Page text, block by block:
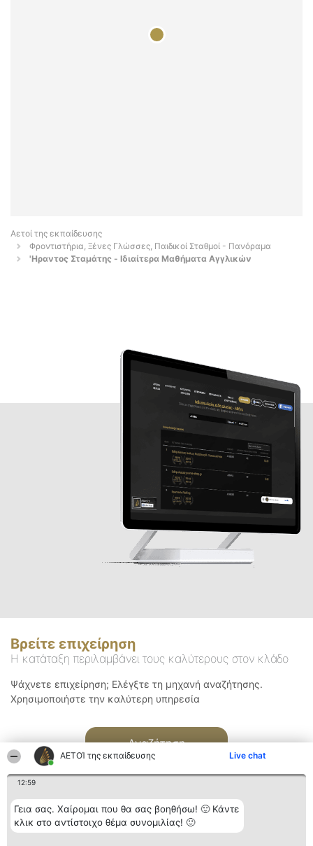
ΑΕΤΟΊ της εκπαίδευσης Live chat
12:59
Γεια σας. Χαίρομαι που θα σας βοηθήσω! 🙂 Κάντε
κλικ στο αντίστοιχο θέμα συνομιλίας! 🙂
Αετοί της εκπαίδευσης
Φροντιστήρια, Ξένες Γλώσσες, Παιδικοί Σταθμοί - Πανόραμα
'Ηραντος Σταμάτης - Ιδιαίτερα Μαθήματα Αγγλικών
Βρείτε επιχείρηση
Η κατάταξη περιλαμβάνει τους καλύτερους στον κλάδο
Ψάχνετε επιχείρηση; Ελέγξτε τη μηχανή αναζήτησης.
Χρησιμοποιήστε την καλύτερη υπηρεσία
Αναζήτηση